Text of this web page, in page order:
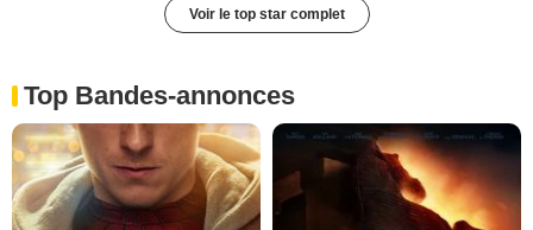
Voir le top star complet
Top Bandes-annonces